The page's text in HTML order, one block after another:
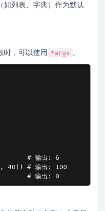
如列表、字典）作为默认
时，可以使用 *args 。
# 输出: 6
40)) # 输出: 100
# 输出: 0